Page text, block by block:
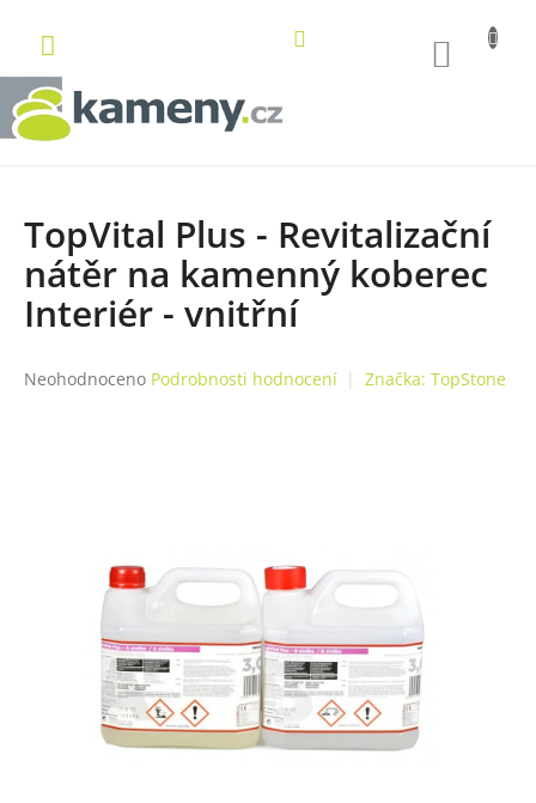
obsah
TopVital Plus - Revitalizační
nátěr na kamenný koberec
Interiér - vnitřní
Průměrné
Neohodnoceno Podrobnosti hodnocení Značka: TopStone